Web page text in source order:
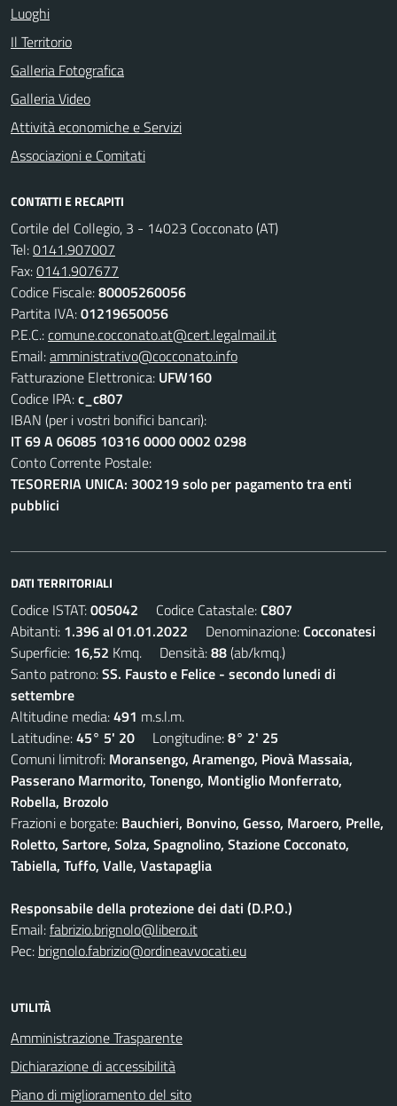
Luoghi
Il Territorio
Galleria Fotografica
Galleria Video
Attività economiche e Servizi
Associazioni e Comitati
CONTATTI E RECAPITI
Cortile del Collegio, 3 - 14023 Cocconato (AT)
Tel:0141.907007
Fax:0141.907677
Codice Fiscale:80005260056
Partita IVA:01219650056
P.E.C.:comune.cocconato.at@cert.legalmail.it
Email:amministrativo@cocconato.info
Fatturazione Elettronica: UFW160
Codice IPA:c_c807
IBAN (per i vostri bonifici bancari):
IT 69 A 06085 10316 0000 0002 0298
Conto Corrente Postale:
TESORERIA UNICA: 300219 solo per pagamento tra enti
pubblici
DATI TERRITORIALI
Codice ISTAT:005042 Codice Catastale:C807
Abitanti: 1.396 al 01.01.2022 Denominazione:Cocconatesi
Superficie: 16,52 Kmq. Densità:88(ab/kmq.)
Santo patrono:SS. Fausto e Felice - secondo lunedi di
settembre
Altitudine media:491 m.s.l.m.
Latitudine:45° 5' 20 Longitudine:8° 2' 25
Comuni limitrofi: Moransengo, Aramengo, Piovà Massaia,
Passerano Marmorito, Tonengo, Montiglio Monferrato,
Robella, Brozolo
Frazioni e borgate: Bauchieri, Bonvino, Gesso, Maroero, Prelle,
Roletto, Sartore, Solza, Spagnolino, Stazione Cocconato,
Tabiella, Tuffo, Valle, Vastapaglia
Responsabile della protezione dei dati (D.P.O.)
Email:fabrizio.brignolo@libero.it
Pec: brignolo.fabrizio@ordineavvocati.eu
UTILITÀ
Amministrazione Trasparente
Dichiarazione di accessibilità
Piano di miglioramento del sito